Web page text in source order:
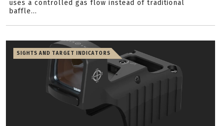
uses a controlled gas flow instead of traditional
baffle...
SIGHTS AND TARGET INDICATORS